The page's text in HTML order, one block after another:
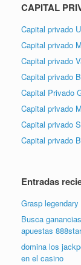
CAPITAL
Capital privado
Capital privado
Capital privado
Capital privado
Capital Privado
Capital privado
Capital privado
Capital privado
Entradas
Grasp
Busca
apuestas
domina los
en el casino